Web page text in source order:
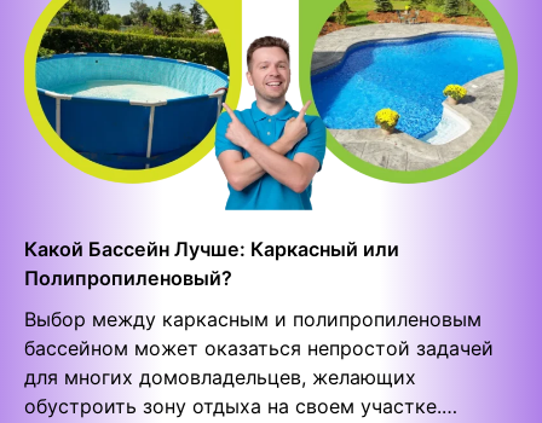
Какой Бассейн Лучше: Каркасный или
Полипропиленовый?
Выбор между каркасным и полипропиленовым
бассейном может оказаться непростой задачей
для многих домовладельцев, желающих
обустроить зону отдыха на своем участке.…